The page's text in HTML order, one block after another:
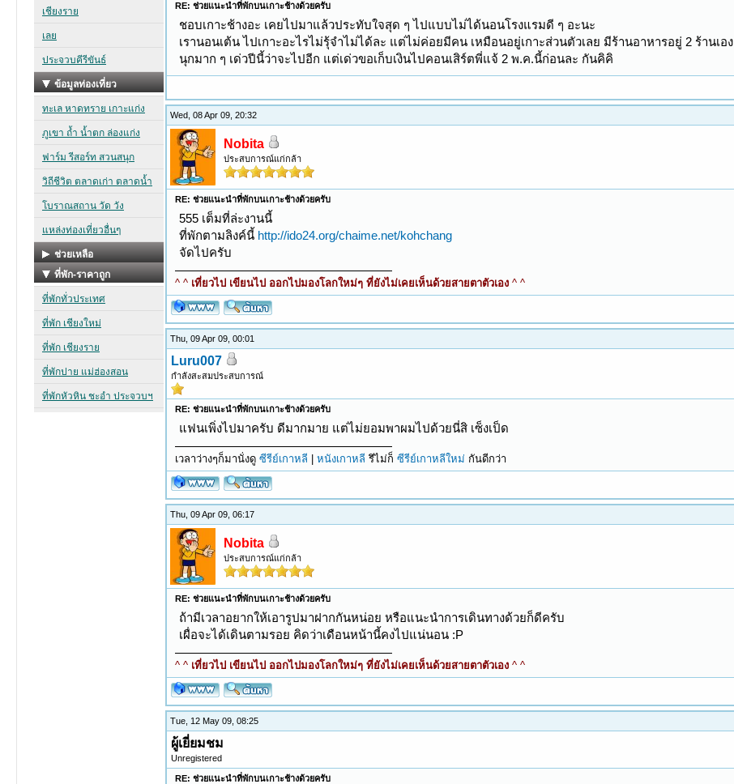
RE: ช่วยแนะนำที่พักบนเกาะช้างด้วยครับ
ชอบเกาะช้างอะ เคยไปมาแล้วประทับใจสุด ๆ ไปแบบไม่ได้นอนโรงแรมดี ๆ อะนะ
เรานอนเต้น ไปเกาะอะไรไม่รุ้จำไม่ได้ละ แต่ไม่ค่อยมีคน เหมือนอยู่เกาะส่วนตัวเลย มีร้านอาหารอยู่ 2 ร้านเอง
นุกมาก ๆ เด่วปีนี้ว่าจะไปอีก แต่เด่วขอเก็บเงินไปคอนเสิร์ตพี่แจ้ 2 พ.ค.นี้ก่อนละ กันคิคิ
Wed, 08 Apr 09, 20:32
Nobita
ประสบการณ์แก่กล้า
RE: ช่วยแนะนำที่พักบนเกาะช้างด้วยครับ
555 เต็มที่ล่ะงานนี้
ที่พักตามลิงค์นี้ http://ido24.org/chaime.net/kohchang
จัดไปครับ
^ ^ เที่ยวไป เขียนไป ออกไปมองโลกใหม่ๆ ที่ยังไม่เคยเห็นด้วยสายตาตัวเอง ^ ^
Thu, 09 Apr 09, 00:01
Luru007
กำลังสะสมประสบการณ์
RE: ช่วยแนะนำที่พักบนเกาะช้างด้วยครับ
แฟนเพิ่งไปมาครับ ดีมากมาย แต่ไม่ยอมพาผมไปด้วยนี่สิ เซ็งเป็ด
เวลาว่างๆก็มานั่งดูซีรีย์เกาหลี |หนังเกาหลี รึไม่ก็ซีรีย์เกาหลีใหม่ กันดีกว่า
Thu, 09 Apr 09, 06:17
Nobita
ประสบการณ์แก่กล้า
RE: ช่วยแนะนำที่พักบนเกาะช้างด้วยครับ
ถ้ามีเวลาอยากให้เอารูปมาฝากกันหน่อย หรือแนะนำการเดินทางด้วยก็ดีครับ
เผื่อจะได้เดินตามรอย คิดว่าเดือนหน้านี้คงไปแน่นอน :P
^ ^ เที่ยวไป เขียนไป ออกไปมองโลกใหม่ๆ ที่ยังไม่เคยเห็นด้วยสายตาตัวเอง ^ ^
Tue, 12 May 09, 08:25
ผู้เยี่ยมชม
Unregistered
RE: ช่วยแนะนำที่พักบนเกาะช้างด้วยครับ